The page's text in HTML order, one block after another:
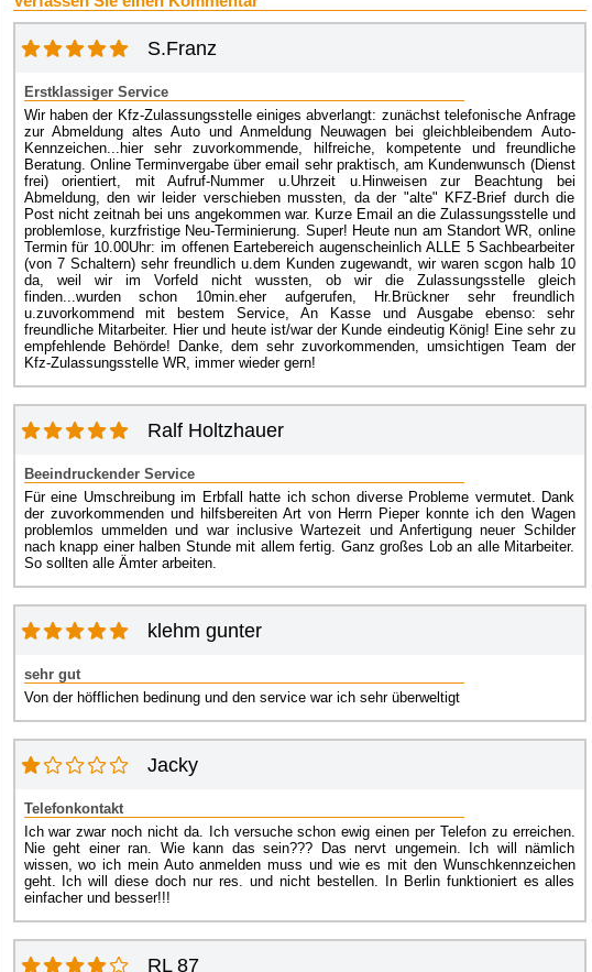
S.Franz
Erstklassiger Service
Wir haben der Kfz-Zulassungsstelle einiges abverlangt: zunächst telefonische Anfrage
zur Abmeldung altes Auto und Anmeldung Neuwagen bei gleichbleibendem Auto-
Kennzeichen...hier sehr zuvorkommende, hilfreiche, kompetente und freundliche
Beratung. Online Terminvergabe über email sehr praktisch, am Kundenwunsch (Dienst
frei) orientiert, mit Aufruf-Nummer u.Uhrzeit u.Hinweisen zur Beachtung bei
Abmeldung, den wir leider verschieben mussten, da der "alte" KFZ-Brief durch die
Post nicht zeitnah bei uns angekommen war. Kurze Email an die Zulassungsstelle und
problemlose, kurzfristige Neu-Terminierung. Super! Heute nun am Standort WR, online
Termin für 10.00Uhr: im offenen Eartebereich augenscheinlich ALLE 5 Sachbearbeiter
(von 7 Schaltern) sehr freundlich u.dem Kunden zugewandt, wir waren scgon halb 10
da, weil wir im Vorfeld nicht wussten, ob wir die Zulassungsstelle gleich
finden...wurden schon 10min.eher aufgerufen, Hr.Brückner sehr freundlich
u.zuvorkommend mit bestem Service, An Kasse und Ausgabe ebenso: sehr
freundliche Mitarbeiter. Hier und heute ist/war der Kunde eindeutig König! Eine sehr zu
empfehlende Behörde! Danke, dem sehr zuvorkommenden, umsichtigen Team der
Kfz-Zulassungsstelle WR, immer wieder gern!
Ralf Holtzhauer
Beeindruckender Service
Für eine Umschreibung im Erbfall hatte ich schon diverse Probleme vermutet. Dank
der zuvorkommenden und hilfsbereiten Art von Herrn Pieper konnte ich den Wagen
problemlos ummelden und war inclusive Wartezeit und Anfertigung neuer Schilder
nach knapp einer halben Stunde mit allem fertig. Ganz großes Lob an alle Mitarbeiter.
So sollten alle Ämter arbeiten.
klehm gunter
sehr gut
Von der höfflichen bedinung und den service war ich sehr überweltigt
Jacky
Telefonkontakt
Ich war zwar noch nicht da. Ich versuche schon ewig einen per Telefon zu erreichen.
Nie geht einer ran. Wie kann das sein??? Das nervt ungemein. Ich will nämlich
wissen, wo ich mein Auto anmelden muss und wie es mit den Wunschkennzeichen
geht. Ich will diese doch nur res. und nicht bestellen. In Berlin funktioniert es alles
einfacher und besser!!!
RL 87